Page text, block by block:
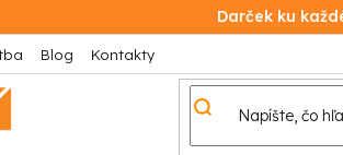
Darček ku
Blog Kontakty